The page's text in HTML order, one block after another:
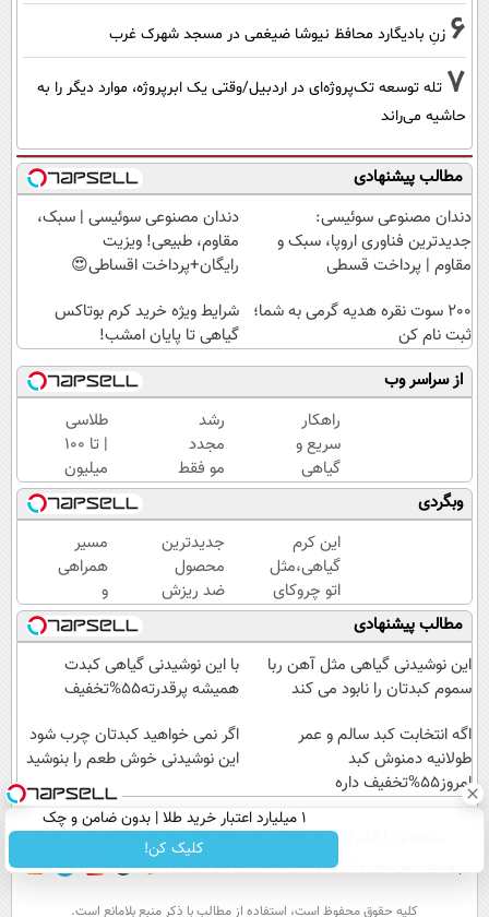
6 زنِ بادیگارد محافظ نیوشا ضیغمی در مسجد شهرک غرب
7 تله توسعه تک‌پروژه‌ای در اردبیل/وقتی یک ابرپروژه، موارد دیگر را به
حاشیه می‌راند
مطالب پیشنهادی
دندان مصنوعی سوئیسی:
جدیدترین فناوری اروپا، سبک و
مقاوم | پرداخت قسطی
دندان مصنوعی سوئیسی | سبک،
مقاوم، طبیعی! ویزیت
رایگان+پرداخت اقساطی😍
200 سوت نقره هدیه گرمی به شما؛
ثبت نام کن
شرایط ویژه خرید کرم بوتاکس
گیاهی تا پایان امشب!
از سراسر وب
راهکار
سریع و
گیاهی
برای
جلوگیری
و درمان
پیری
پوست
رشد
مجدد
مو فقط
با این
شامپو
ممکنه
🔥
(تخفیف
ویژه در
خرید
فوری)
طلاسی
| تا 100
میلیون
وام
آنی
خرید
طلا💰
ثبت
نام
کن!
وبگردی
این کرم
گیاهی،مثل
اتو چروکای
پوستتوصاف
میکنه!50%تخفیف
جدیدترین
محصول
ضد ریزش
و تقویت
مو در
تلویزیون
معرفی
با تخفیف
مسیر
همراهی
و
گزارش
عملکرد
گروه
اسنپ
۱۴۰۴
مطالب پیشنهادی
این نوشیدنی گیاهی مثل آهن ربا
سموم کبدتان را نابود می کند
با این نوشیدنی گیاهی کبدت
همیشه پرقدرته55%تخفیف
اگه انتخابت کبد سالم و عمر
طولانیه دمنوش کبد
امروز55%تخفیف داره
اگر نمی خواهید کبدتان چرب شود
این نوشیدنی خوش طعم را بنوشید
۱ میلیارد اعتبار خرید طلا | بدون ضامن و چک
کلیک کن!
عصر ایران۲ درباره عصرایران تماس با ما
آب و هوا اوقات شرعی سواد زندگی
كليه حقوق محفوظ است، استفاده از مطالب با ذكر منبع بلامانع است.